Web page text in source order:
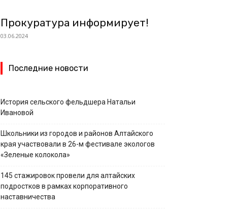
Прокуратура информирует!
03.06.2024
Последние новости
История сельского фельдшера Натальи
Ивановой
Школьники из городов и районов Алтайского
края участвовали в 26-м фестивале экологов
«Зеленые колокола»
145 стажировок провели для алтайских
подростков в рамках корпоративного
наставничества